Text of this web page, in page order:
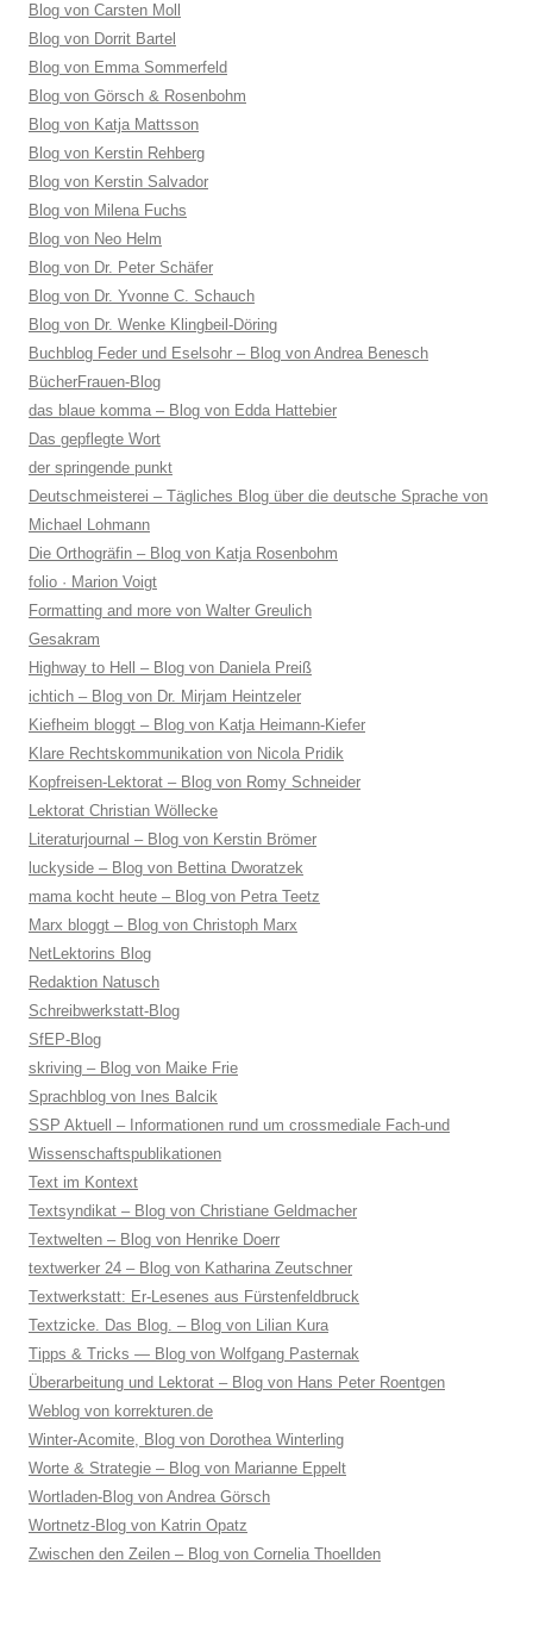
Blog von Carsten Moll
Blog von Dorrit Bartel
Blog von Emma Sommerfeld
Blog von Görsch & Rosenbohm
Blog von Katja Mattsson
Blog von Kerstin Rehberg
Blog von Kerstin Salvador
Blog von Milena Fuchs
Blog von Neo Helm
Blog von Dr. Peter Schäfer
Blog von Dr. Yvonne C. Schauch
Blog von Dr. Wenke Klingbeil-Döring
Buchblog Feder und Eselsohr – Blog von Andrea Benesch
BücherFrauen-Blog
das blaue komma – Blog von Edda Hattebier
Das gepflegte Wort
der springende punkt
Deutschmeisterei – Tägliches Blog über die deutsche Sprache von
Michael Lohmann
Die Orthogräfin – Blog von Katja Rosenbohm
folio · Marion Voigt
Formatting and more von Walter Greulich
Gesakram
Highway to Hell – Blog von Daniela Preiß
ichtich – Blog von Dr. Mirjam Heintzeler
Kiefheim bloggt – Blog von Katja Heimann-Kiefer
Klare Rechtskommunikation von Nicola Pridik
Kopfreisen-Lektorat – Blog von Romy Schneider
Lektorat Christian Wöllecke
Literaturjournal – Blog von Kerstin Brömer
luckyside – Blog von Bettina Dworatzek
mama kocht heute – Blog von Petra Teetz
Marx bloggt – Blog von Christoph Marx
NetLektorins Blog
Redaktion Natusch
Schreibwerkstatt-Blog
SfEP-Blog
skriving – Blog von Maike Frie
Sprachblog von Ines Balcik
SSP Aktuell – Informationen rund um crossmediale Fach-und
Wissenschaftspublikationen
Text im Kontext
Textsyndikat – Blog von Christiane Geldmacher
Textwelten – Blog von Henrike Doerr
textwerker 24 – Blog von Katharina Zeutschner
Textwerkstatt: Er-Lesenes aus Fürstenfeldbruck
Textzicke. Das Blog. – Blog von Lilian Kura
Tipps & Tricks — Blog von Wolfgang Pasternak
Überarbeitung und Lektorat – Blog von Hans Peter Roentgen
Weblog von korrekturen.de
Winter-Acomite, Blog von Dorothea Winterling
Worte & Strategie – Blog von Marianne Eppelt
Wortladen-Blog von Andrea Görsch
Wortnetz-Blog von Katrin Opatz
Zwischen den Zeilen – Blog von Cornelia Thoellden